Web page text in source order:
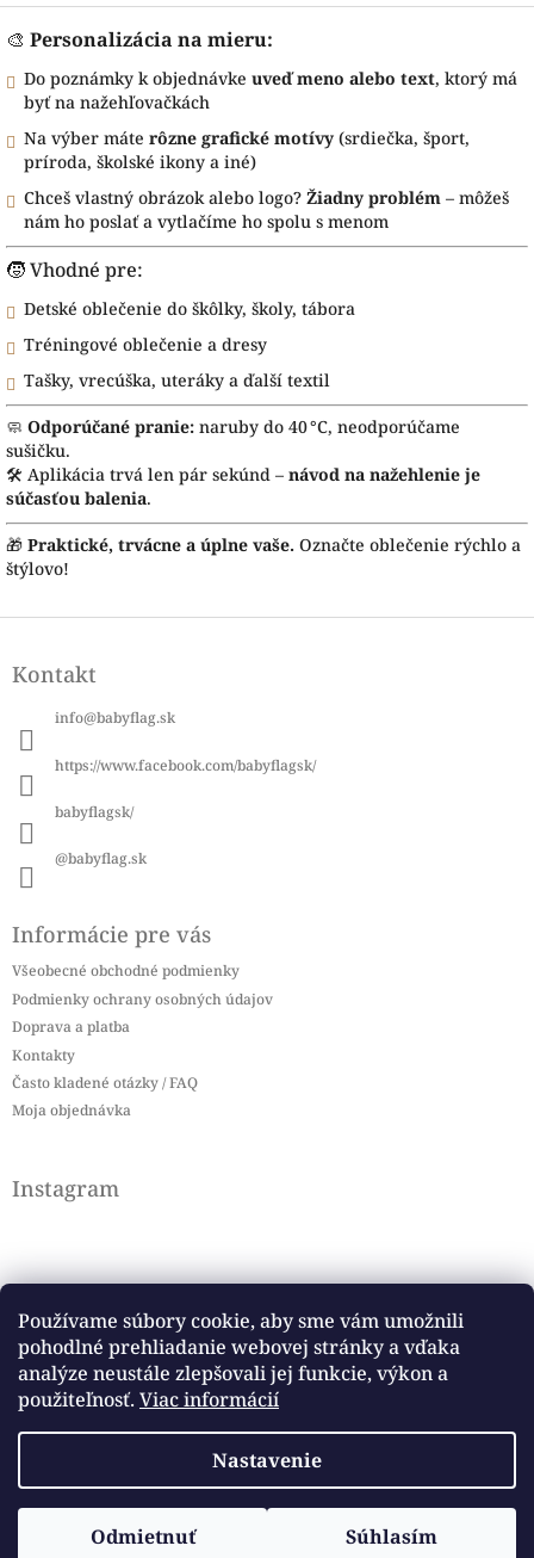
Používame súbory cookie, aby sme vám umožnili
pohodlné prehliadanie webovej stránky a vďaka
analýze neustále zlepšovali jej funkcie, výkon a
použiteľnosť. Viac informácií
Nastavenie
Odmietnuť Súhlasím
🎨 Personalizácia na mieru:
Do poznámky k objednávke uveď meno alebo text, ktorý má
byť na nažehľovačkách
Na výber máte rôzne grafické motívy (srdiečka, šport,
príroda, školské ikony a iné)
Chceš vlastný obrázok alebo logo? Žiadny problém – môžeš
nám ho poslať a vytlačíme ho spolu s menom
🧒 Vhodné pre:
Detské oblečenie do škôlky, školy, tábora
Tréningové oblečenie a dresy
Tašky, vrecúška, uteráky a ďalší textil
🧼 Odporúčané pranie: naruby do 40 °C, neodporúčame
sušičku.
🛠 Aplikácia trvá len pár sekúnd – návod na nažehlenie je
súčasťou balenia.
🎁 Praktické, trvácne a úplne vaše. Označte oblečenie rýchlo a
štýlovo!
pKontakt
info@babyflag.sk
https://www.facebook.com/babyflagsk/
babyflagsk/
@babyflag.sk
Informácie pre vás
Všeobecné obchodné podmienky
Podmienky ochrany osobných údajov
Doprava a platba
Kontakty
Často kladené otázky / FAQ
Moja objednávka
Instagram
Sledovať na Instagrame
Facebook
Vytvoril ShoptetCopyright 2026
. Všetky práva vyhradené.